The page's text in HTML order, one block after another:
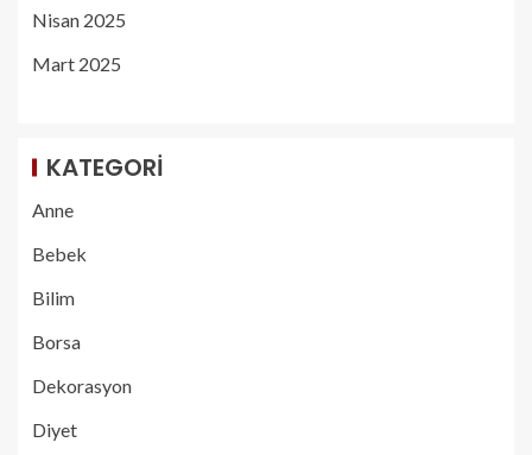
Nisan 2025
Mart 2025
KATEGORI
Anne
Bebek
Bilim
Borsa
Dekorasyon
Diyet